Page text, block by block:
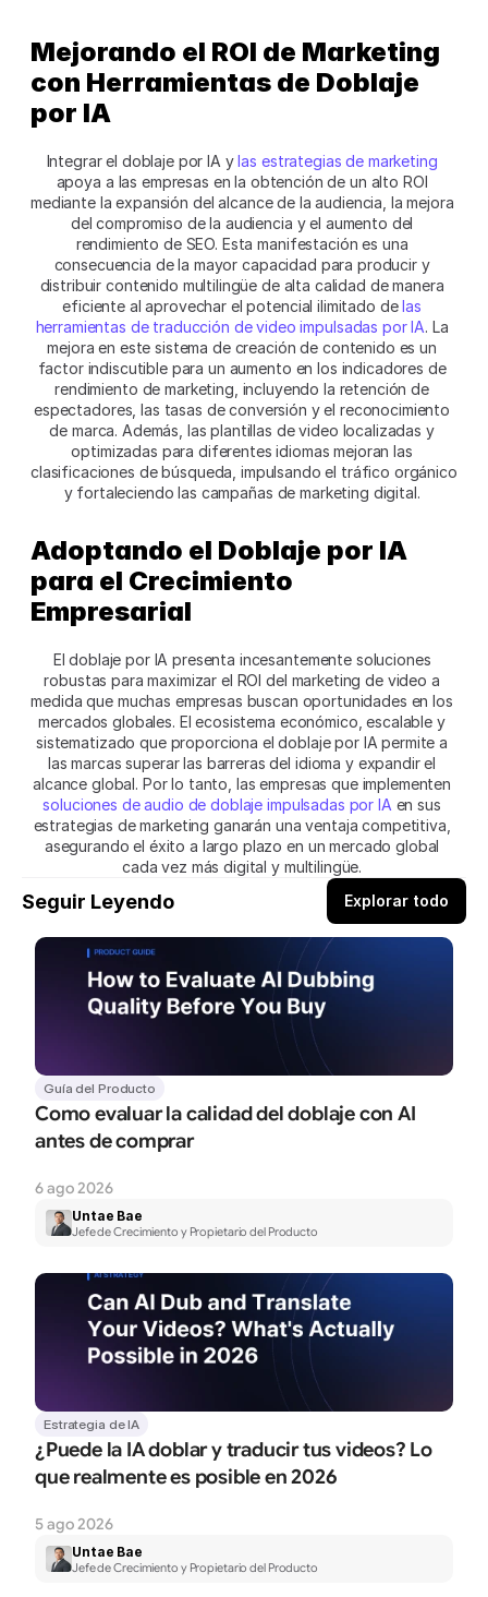
Mejorando el ROI de Marketing
con Herramientas de Doblaje
por IA
Integrar el doblaje por IA y las estrategias de marketing
apoya a las empresas en la obtención de un alto ROI
mediante la expansión del alcance de la audiencia, la mejora
del compromiso de la audiencia y el aumento del
rendimiento de SEO. Esta manifestación es una
consecuencia de la mayor capacidad para producir y
distribuir contenido multilingüe de alta calidad de manera
eficiente al aprovechar el potencial ilimitado de las
herramientas de traducción de video impulsadas por IA. La
mejora en este sistema de creación de contenido es un
factor indiscutible para un aumento en los indicadores de
rendimiento de marketing, incluyendo la retención de
espectadores, las tasas de conversión y el reconocimiento
de marca. Además, las plantillas de video localizadas y
optimizadas para diferentes idiomas mejoran las
clasificaciones de búsqueda, impulsando el tráfico orgánico
y fortaleciendo las campañas de marketing digital.
Adoptando el Doblaje por IA
para el Crecimiento
Empresarial
El doblaje por IA presenta incesantemente soluciones
robustas para maximizar el ROI del marketing de video a
medida que muchas empresas buscan oportunidades en los
mercados globales. El ecosistema económico, escalable y
sistematizado que proporciona el doblaje por IA permite a
las marcas superar las barreras del idioma y expandir el
soluciones de audio de doblaje impulsadas por IA en sus
estrategias de marketing ganarán una ventaja competitiva,
asegurando el éxito a largo plazo en un mercado global
cada vez más digital y multilingüe.
Seguir Leyendo Explorar todo
Guía del Producto
Como evaluar la calidad del doblaje con AI
antes de comprar
6 ago 2026
Untae Bae
Jefe de Crecimiento y Propietario del Producto
Estrategia de IA
¿Puede la IA doblar y traducir tus videos? Lo
que realmente es posible en 2026
5 ago 2026
Untae Bae
Jefe de Crecimiento y Propietario del Producto